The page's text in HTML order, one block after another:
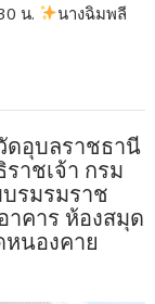
น.
นางฉิมพลี
ดอุบลราชธานี
าชเจ้า กรม
รมรมราช
าคาร ห้องสมุด
หนองคาย